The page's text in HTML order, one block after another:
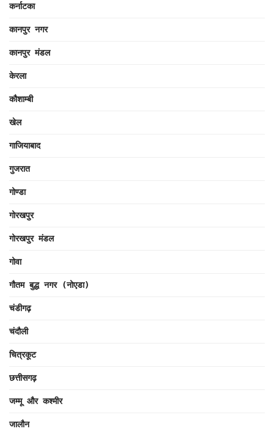
कर्नाटका
कानपुर नगर
कानपुर मंडल
केरला
कौशाम्बी
खेल
गाजियाबाद
गुजरात
गोण्डा
गोरखपुर
गोरखपुर मंडल
गोवा
गौतम बुद्ध नगर (नोएडा)
चंडीगढ़
चंदौली
चित्रकूट
छत्तीसगढ़
जम्मू और कश्मीर
जालौन